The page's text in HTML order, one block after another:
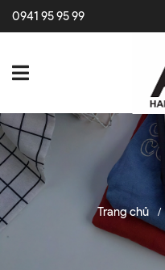
0941 95 95 99
Trang chủ /